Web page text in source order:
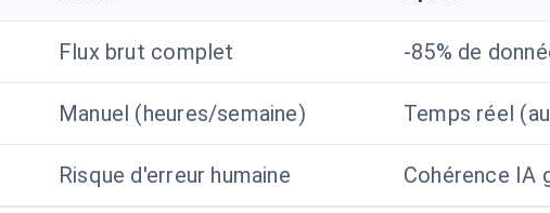
Flux brut complet -85% de
Manuel (heures/semaine) Temps réel
Risque d'erreur humaine Cohérence IA